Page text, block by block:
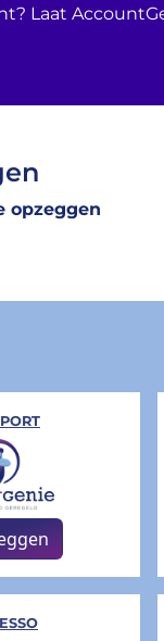
Laat
opzeggen